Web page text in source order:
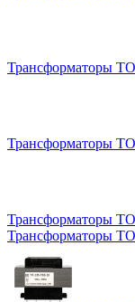
Трансформаторы
Трансформаторы
Трансформаторы
Трансформаторы